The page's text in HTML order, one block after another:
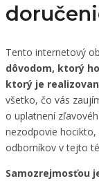
Tento internetový
dôvodom, ktorý
ktorý je
všetko, čo vás
o uplatnení
nezodpovie
odborníkov v tejto
Samozrejmosťou